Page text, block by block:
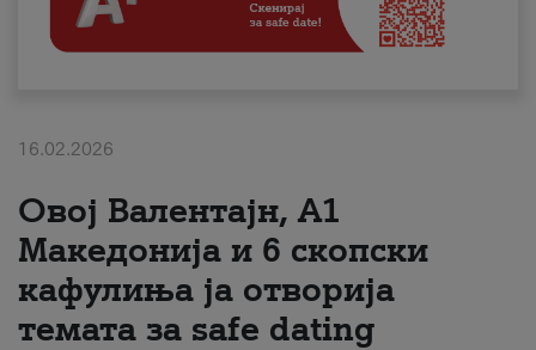
Надополни кредит
Плати сметка
#ПодобарОнлајн
16.02.2026
Овој Валентајн, A1
Македонија и 6 скопски
кафулиња ја отворија
темата за safe dating